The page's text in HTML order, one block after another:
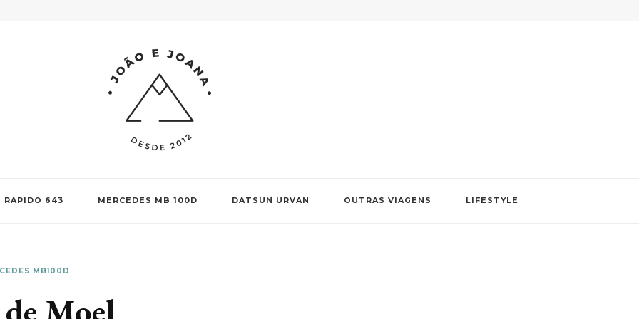
RAPIDO 643 MERCEDES MB 100D DATSUN URVAN OUTRAS VIAGENS LIFESTYLE
MB100D